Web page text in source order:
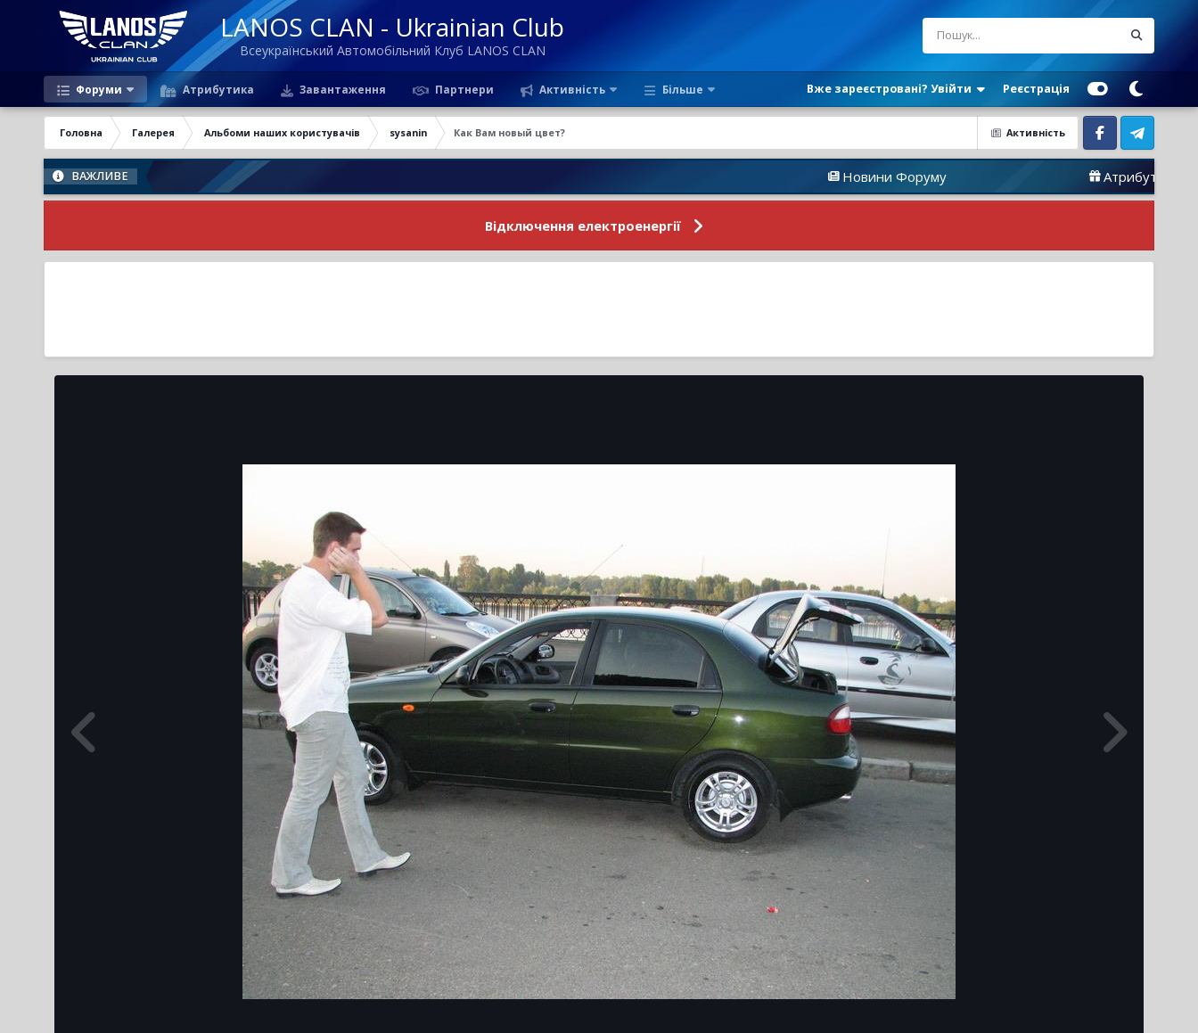
LANOS CLAN - Ukrainian Club
Всеукраїнський Автомобільний Клуб LANOS CLAN
Форуми Атрибутика Завантаження Партнери Активність Більше Вже зареєстровані? Увійти Реєстрація
Активність
Головна Галерея Альбоми наших користувачів sysanin Как Вам новый цвет?
Facebook Telegram
ВАЖЛИВЕ Новини Форуму Атрибутика
Відключення електроенергії